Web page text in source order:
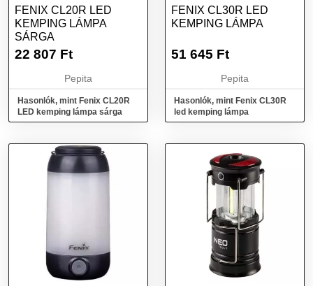
FENIX CL20R LED
KEMPING LÁMPA
SÁRGA
22 807 Ft
Pepita
Hasonlók, mint Fenix CL20R
LED kemping lámpa sárga
FENIX CL30R LED
KEMPING LÁMPA
51 645 Ft
Pepita
Hasonlók, mint Fenix CL30R
led kemping lámpa